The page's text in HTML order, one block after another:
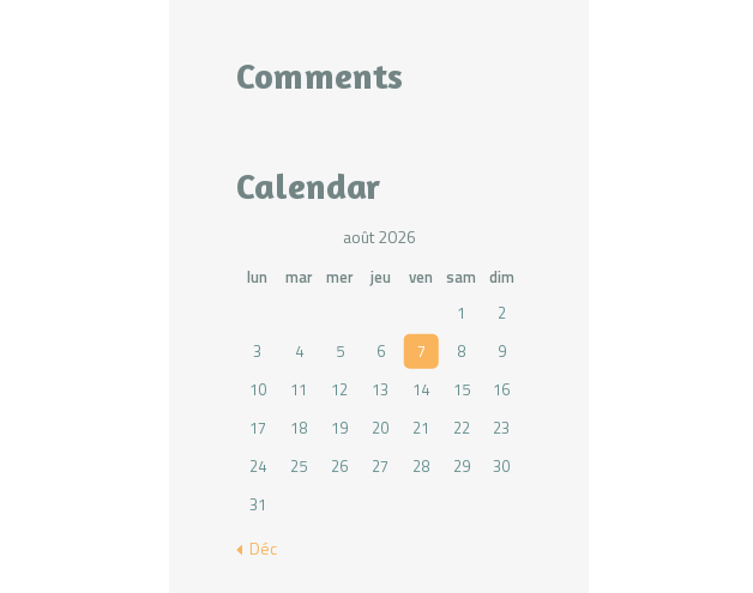
Comments
Calendar
août 2026
lun mar mer jeu ven sam dim
1
2
3
4 5 6 7 8
9
10
11 12 13 14 15
16
17
18 19 20 21 22
23
24
25 26 27 28 29
30
31
« Déc